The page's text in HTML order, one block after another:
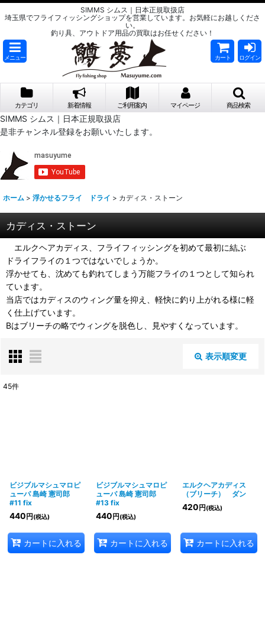
SIMMS シムス｜日本正規取扱店
埼玉県でフライフィッシングショップを営業しています。お気軽にお越しくださ
い。
釣り具、アウトドア用品の買取はお任せください！
メニュー カート ログイン
カテゴリ 新着情報 ご利用案内 マイページ 商品検索
SIMMS シムス｜日本正規取扱店
是非チャンネル登録をお願いいたします。
ホーム > 浮かせるフライ ドライ > カディス・ストーン
カディス・ストーン
エルクヘアカディス、フライフィッシングを初めて最初に結ぶ
ドライフライの１つではないでしょうか。
浮かせても、沈めても釣れてしまう万能フライの１つとして知られ
ています。
当店ではカディスのウィング量を抑え、軽快に釣り上がれる様に軽
く仕上げています。
Bはブリーチの略でウィングを脱色し、見やすくなっています。
表示順変更
45件
ビジブルマシュマロピ
ューパ 島崎 憲司郎
#11 fix
440 円 (税込)
カートに入れる
ビジブルマシュマロピ
ューパ 島崎 憲司郎
#13 fix
440 円 (税込)
カートに入れる
エルクヘアカディス
（ブリーチ） ダン
420 円 (税込)
カートに入れる